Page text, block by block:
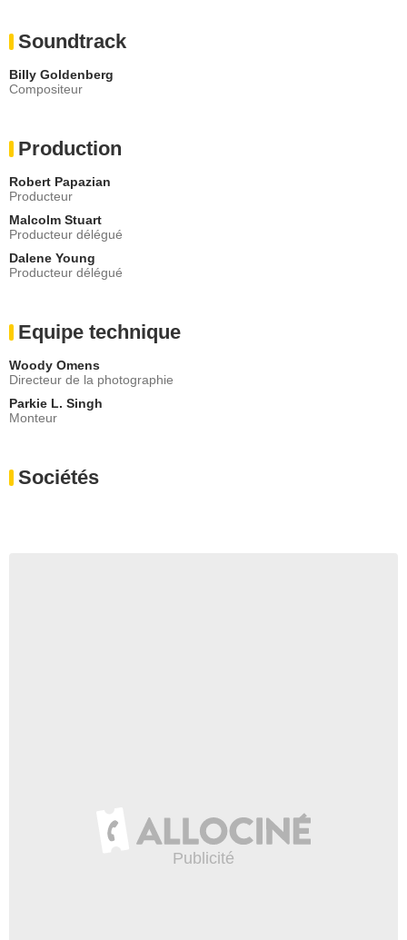
Soundtrack
Billy Goldenberg
Compositeur
Production
Robert Papazian
Producteur
Malcolm Stuart
Producteur délégué
Dalene Young
Producteur délégué
Equipe technique
Woody Omens
Directeur de la photographie
Parkie L. Singh
Monteur
Sociétés